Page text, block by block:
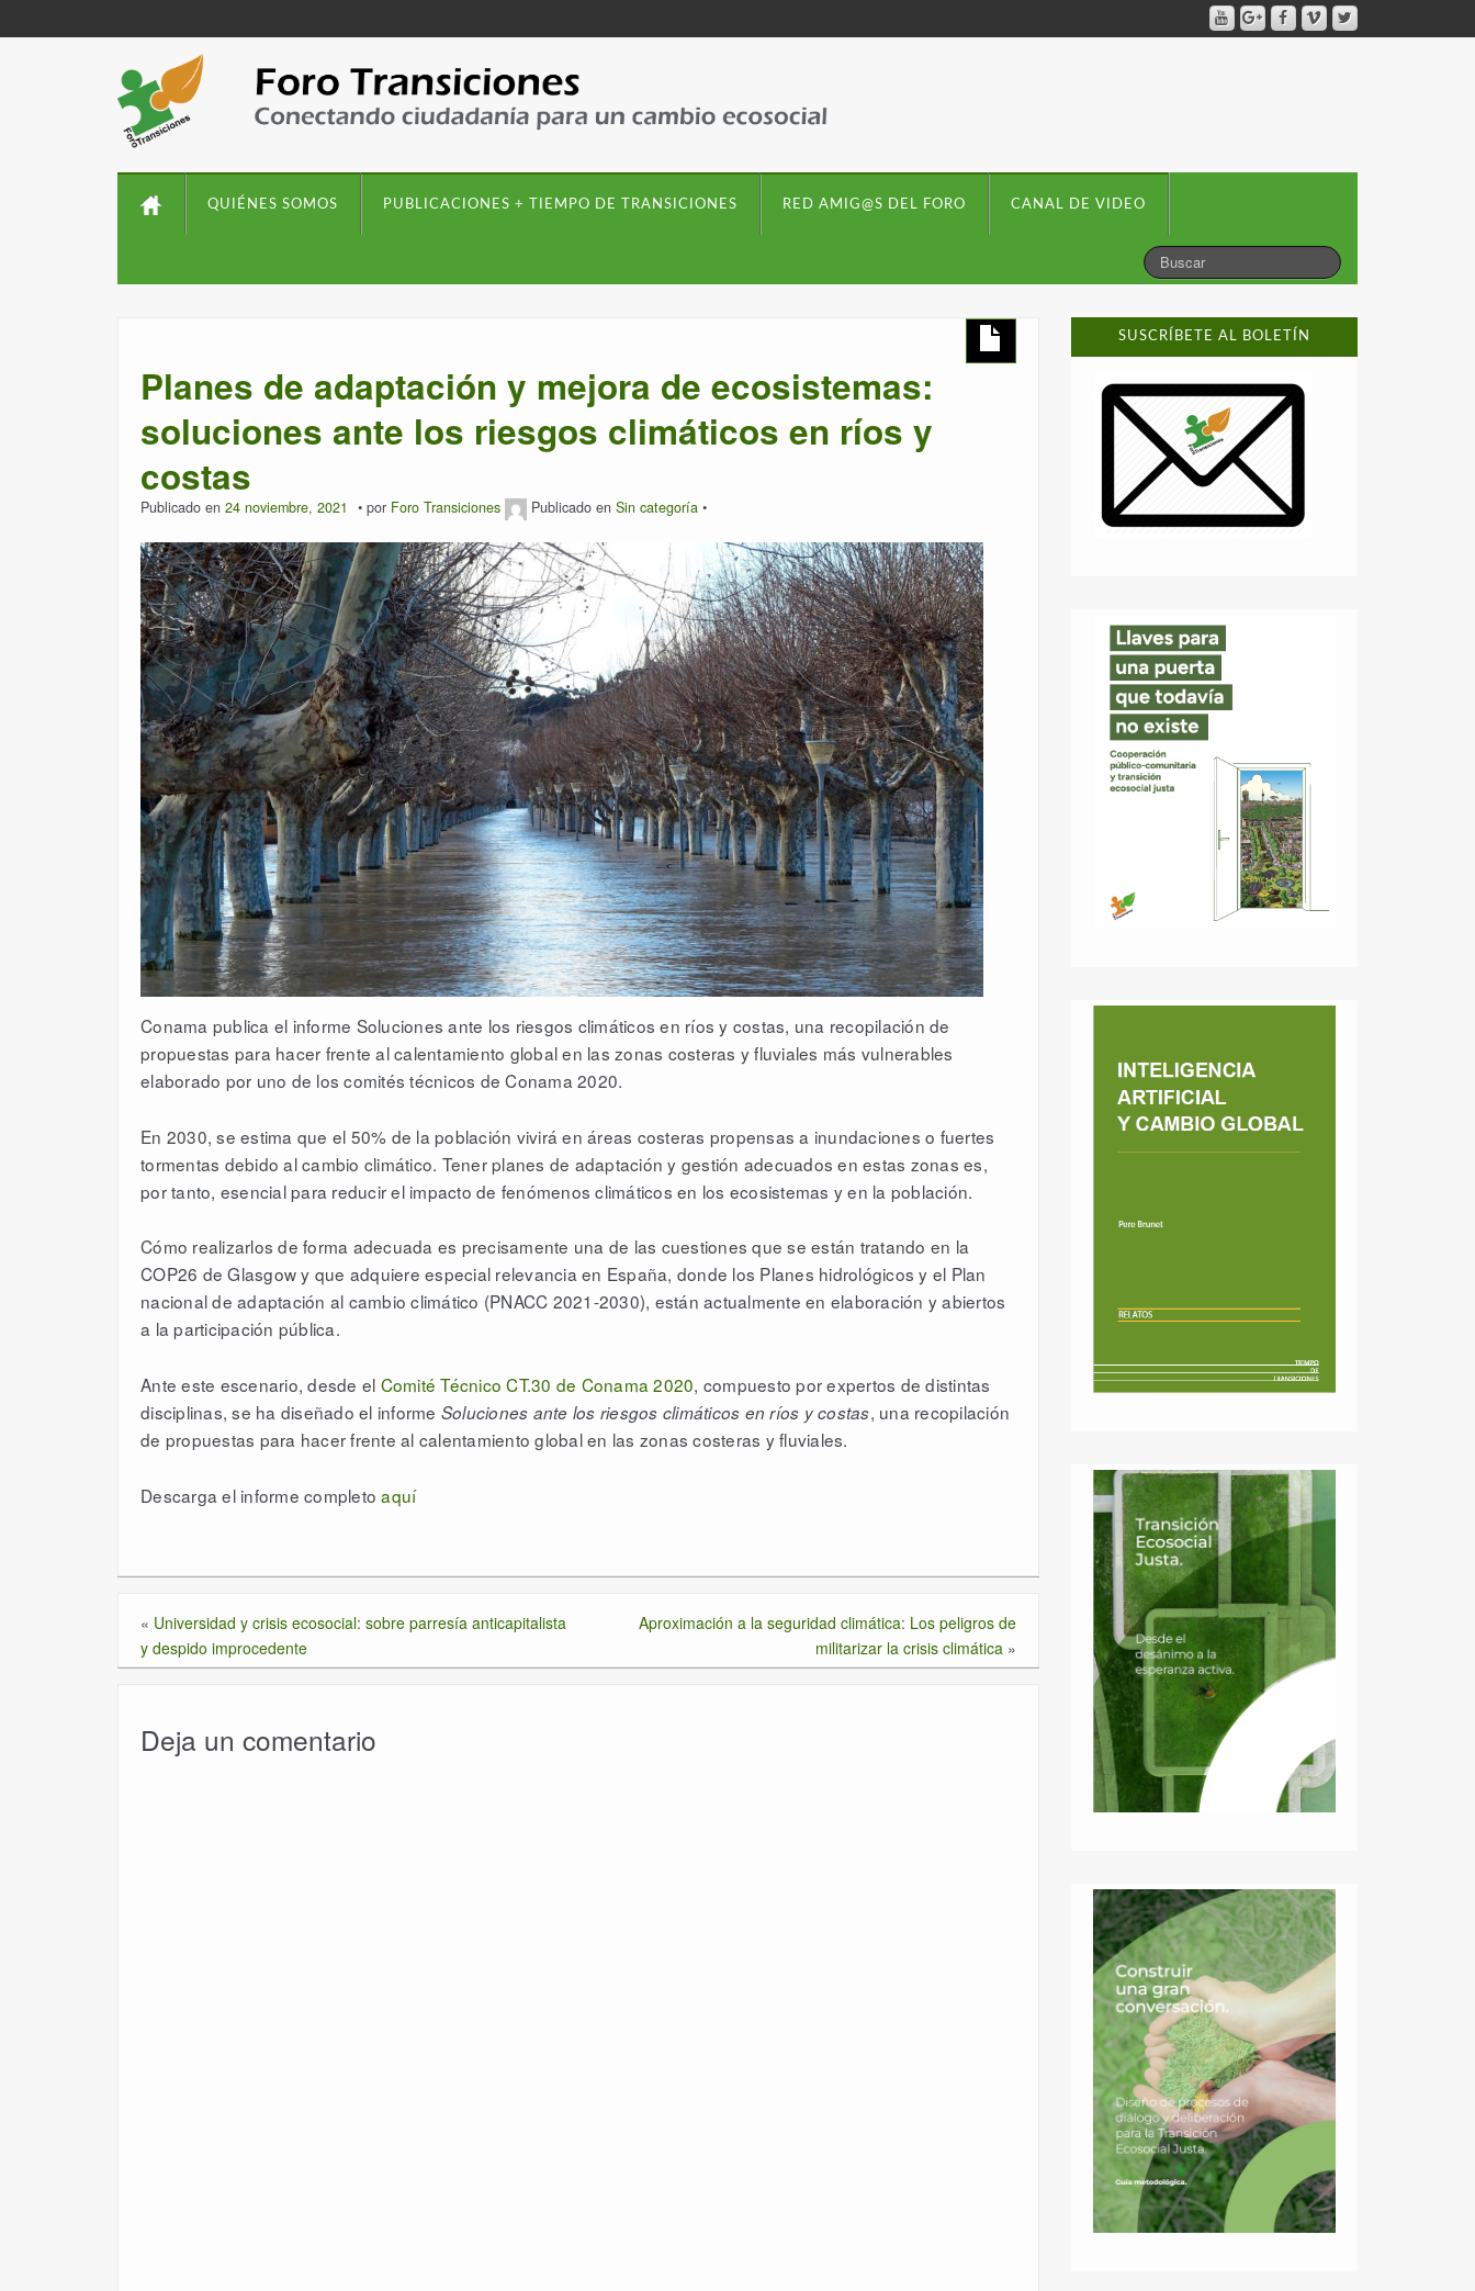
QUIÉNES SOMOS PUBLICACIONES + TIEMPO DE TRANSICIONES RED AMIG@S DEL FORO CANAL DE VIDEO
Planes de adaptación y mejora de ecosistemas:
soluciones ante los riesgos climáticos en ríos y
costas
Publicado en 24 noviembre, 2021 por Foro Transiciones Publicado en Sin categoría
Conama publica el informe Soluciones ante los riesgos climáticos en ríos y costas, una recopilación de
propuestas para hacer frente al calentamiento global en las zonas costeras y fluviales más vulnerables
elaborado por uno de los comités técnicos de Conama 2020.
En 2030, se estima que el 50% de la población vivirá en áreas costeras propensas a inundaciones o fuertes
tormentas debido al cambio climático. Tener planes de adaptación y gestión adecuados en estas zonas es,
por tanto, esencial para reducir el impacto de fenómenos climáticos en los ecosistemas y en la población.
Cómo realizarlos de forma adecuada es precisamente una de las cuestiones que se están tratando en la
COP26 de Glasgow y que adquiere especial relevancia en España, donde los Planes hidrológicos y el Plan
nacional de adaptación al cambio climático (PNACC 2021-2030), están actualmente en elaboración y abiertos
a la participación pública.
Ante este escenario, desde el Comité Técnico CT.30 de Conama 2020, compuesto por expertos de distintas
disciplinas, se ha diseñado el informe Soluciones ante los riesgos climáticos en ríos y costas, una recopilación
de propuestas para hacer frente al calentamiento global en las zonas costeras y fluviales.
Descarga el informe completoaquí
« Universidad y crisis ecosocial: sobre parresía anticapitalista
y despido improcedente
Aproximación a la seguridad climática: Los peligros de
militarizar la crisis climática »
Deja un comentario
SUSCRÍBETE AL BOLETÍN